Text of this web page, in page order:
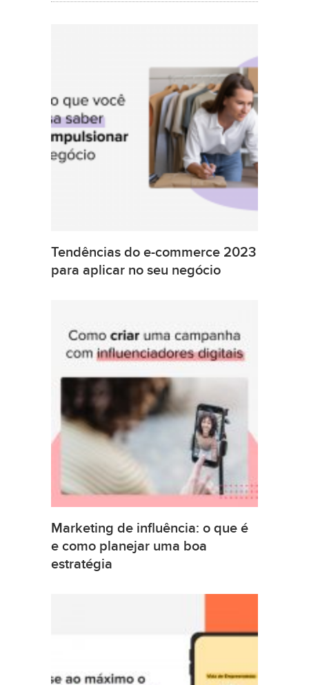
Tendências do e-commerce 2023
para aplicar no seu negócio
Marketing de influência: o que é
e como planejar uma boa
estratégia